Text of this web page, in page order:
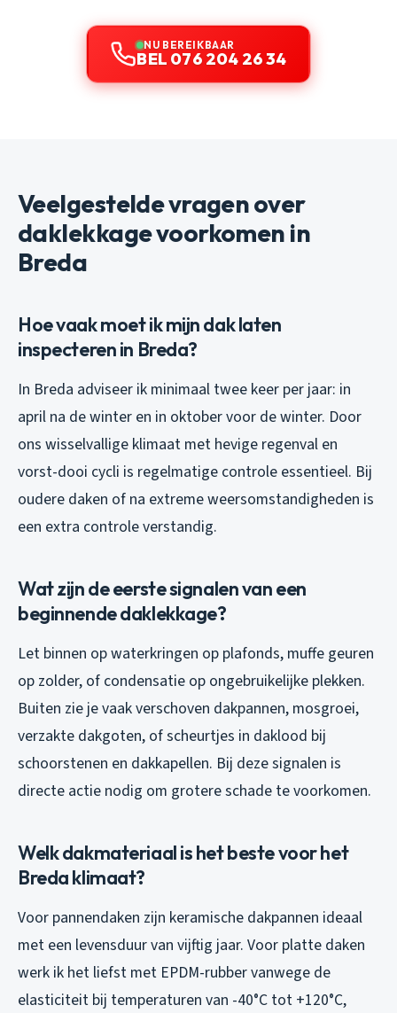
NU BEREIKBAAR
BEL 076 204 26 34
Veelgestelde vragen over
daklekkage voorkomen in
Breda
Hoe vaak moet ik mijn dak laten
inspecteren in Breda?
In Breda adviseer ik minimaal twee keer per jaar: in
april na de winter en in oktober voor de winter. Door
ons wisselvallige klimaat met hevige regenval en
vorst-dooi cycli is regelmatige controle essentieel. Bij
oudere daken of na extreme weersomstandigheden is
een extra controle verstandig.
Wat zijn de eerste signalen van een
beginnende daklekkage?
Let binnen op waterkringen op plafonds, muffe geuren
op zolder, of condensatie op ongebruikelijke plekken.
Buiten zie je vaak verschoven dakpannen, mosgroei,
verzakte dakgoten, of scheurtjes in daklood bij
schoorstenen en dakkapellen. Bij deze signalen is
directe actie nodig om grotere schade te voorkomen.
Welk dakmateriaal is het beste voor het
Breda klimaat?
Voor pannendaken zijn keramische dakpannen ideaal
met een levensduur van vijftig jaar. Voor platte daken
werk ik het liefst met EPDM-rubber vanwege de
elasticiteit bij temperaturen van -40°C tot +120°C,